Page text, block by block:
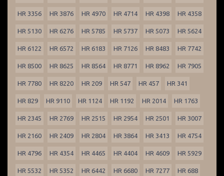
HR 3356 HR 3876 HR 4970 HR 4714 HR 4398 HR 4358
HR 5130 HR 6276 HR 5785 HR 5737 HR 5073 HR 5624
HR 6122 HR 6572 HR 6183 HR 7126 HR 8483 HR 7742
HR 8500 HR 8625 HR 8564 HR 8771 HR 8962 HR 7905
HR 7780 HR 8220 HR 209 HR 547 HR 457 HR 341
HR 829 HR 9110 HR 1124 HR 1192 HR 2014 HR 1763
HR 2345 HR 2769 HR 2515 HR 2954 HR 2501 HR 3007
HR 2160 HR 2409 HR 2804 HR 3864 HR 3413 HR 4754
HR 4796 HR 4354 HR 4465 HR 4404 HR 4609 HR 5929
HR 5532 HR 5352 HR 6442 HR 6680 HR 7277 HR 688